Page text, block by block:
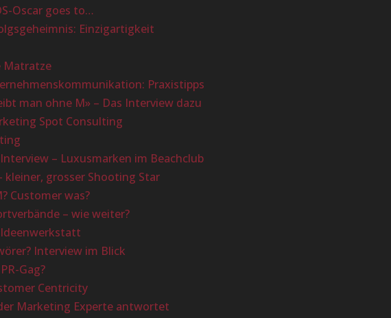
Oscar goes to…
Einzigartigkeit
Matratze
Praxistipps
man ohne M» – Das Interview dazu
Spot Consulting
– Luxusmarken im Beachclub
kleiner, grosser Shooting Star
Customer was?
– wie weiter?
Ideenwerkstatt
Interview im Blick
Gag?
Centricity
Marketing Experte antwortet